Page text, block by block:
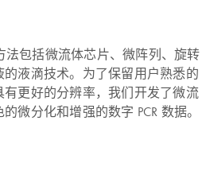
法包括微流体芯片、微阵列、旋转
液滴技术。为了保留用户熟悉的
更好的分辨率，我们开发了微流
微分化和增强的数字 PCR 数据。